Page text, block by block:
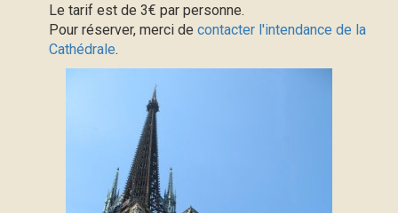
Le tarif est de 3€ par personne.
Pour réserver, merci de contacter l'intendance de la
Cathédrale.